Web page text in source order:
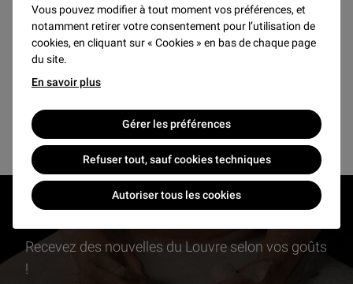
Vous pouvez modifier à tout moment vos préférences, et
notamment retirer votre consentement pour l’utilisation de
cookies, en cliquant sur « Cookies » en bas de chaque page
du site.
En savoir plus
Gérer les préférences
Refuser tout, sauf cookies techniques
Autoriser tous les cookies
Pas de résultats pour ce mois
RESTONS EN CONTACT
Recevez des nouvelles du Louvre selon vos goûts
!